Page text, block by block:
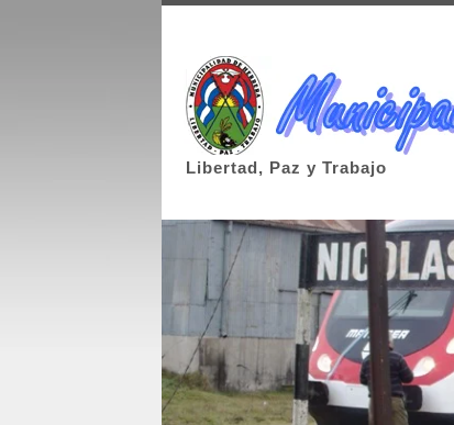
Libertad, Paz y Trabajo